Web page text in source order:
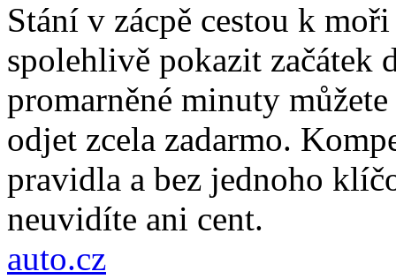
Stání v zácpě cestou k
spolehlivě pokazit začátek
promarněné minuty
odjet zcela zadarmo.
pravidla a bez jednoho
neuvidíte ani cent.
auto.cz